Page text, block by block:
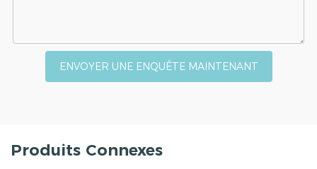
ENVOYER UNE ENQUÊTE MAINTENANT
Produits Connexes